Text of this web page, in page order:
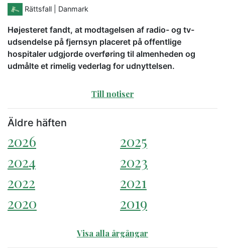
Rättsfall | Danmark
Højesteret fandt, at modtagelsen af radio- og tv-
udsendelse på fjernsyn placeret på offentlige
hospitaler udgjorde overføring til almenheden og
udmålte et rimelig vederlag for udnyttelsen.
Till notiser
Äldre häften
2026
2025
2024
2023
2022
2021
2020
2019
Visa alla årgångar